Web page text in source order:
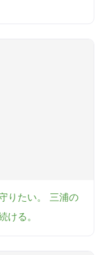
りたい。 三浦の
ける。